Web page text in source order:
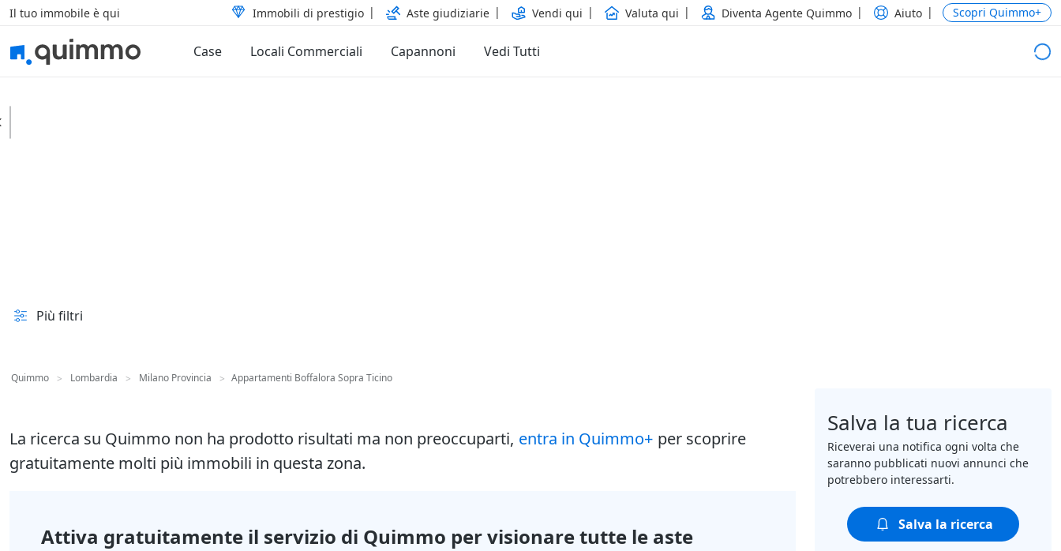
Il tuo immobile è qui Immobili di prestigio Aste giudiziarie Vendi qui Valuta qui Diventa Agente Quimmo Aiuto Scopri Quimmo+
Case Locali Commerciali Capannoni Vedi Tutti
Più filtri
Quimmo > Lombardia > Milano Provincia > Appartamenti Boffalora Sopra Ticino
La ricerca su Quimmo non ha prodotto risultati ma non preoccuparti, entra in Quimmo+ per scoprire
gratuitamente molti più immobili in questa zona.
Attiva gratuitamente il servizio di Quimmo per visionare tutte le aste
Salva la tua ricerca
Riceverai una notifica ogni volta che
saranno pubblicati nuovi annunci che
potrebbero interessarti.
Salva la ricerca